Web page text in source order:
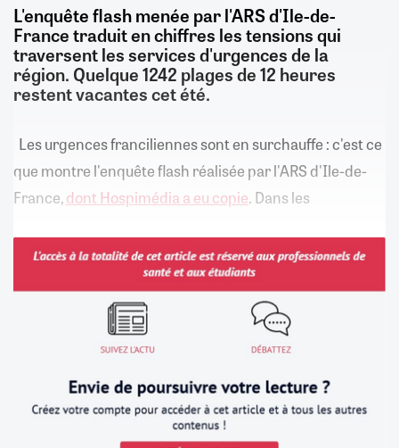
L'enquête flash menée par l'ARS d'Ile-de-
France traduit en chiffres les tensions qui
traversent les services d'urgences de la
région. Quelque 1242 plages de 12 heures
restent vacantes cet été.
Les urgences franciliennes sont en surchauffe : c'est ce
que montre l'enquête flash réalisée par l'ARS d'Ile-de-
France,dont Hospimédia a eu copie. Dans les